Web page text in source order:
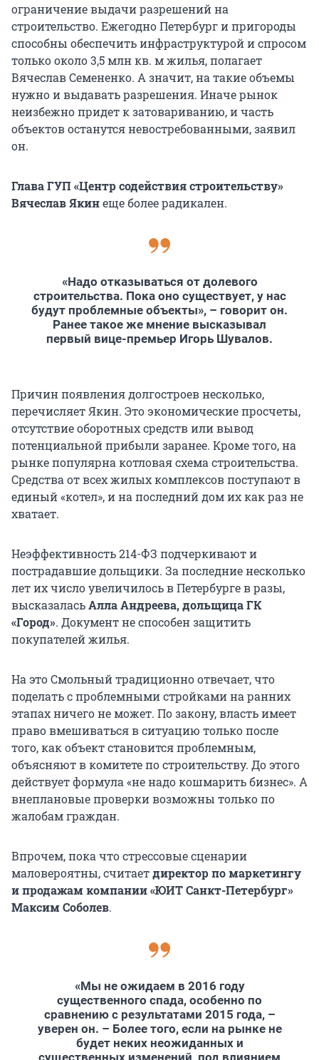
ограничение выдачи разрешений на
строительство. Ежегодно Петербург и пригороды
способны обеспечить инфраструктурой и спросом
только около 3,5 млн кв. м жилья, полагает
Вячеслав Семененко. А значит, на такие объемы
нужно и выдавать разрешения. Иначе рынок
неизбежно придет к затовариванию, и часть
объектов останутся невостребованными, заявил
он.
Глава ГУП «Центр содействия строительству»
Вячеслав Якинеще более радикален.
«Надо отказываться от долевого
строительства. Пока оно существует, у нас
будут проблемные объекты», – говорит он.
Ранее такое же мнение высказывал
первый вице-премьер Игорь Шувалов.
Причин появления долгостроев несколько,
перечисляет Якин. Это экономические просчеты,
отсутствие оборотных средств или вывод
потенциальной прибыли заранее. Кроме того, на
рынке популярна котловая схема строительства.
Средства от всех жилых комплексов поступают в
единый «котел», и на последний дом их как раз не
хватает.
Неэффективность 214-ФЗ подчеркивают и
пострадавшие дольщики. За последние несколько
лет их число увеличилось в Петербурге в разы,
высказаласьАлла Андреева, дольщица ГК
«Город». Документ не способен защитить
покупателей жилья.
На это Смольный традиционно отвечает, что
поделать с проблемными стройками на ранних
этапах ничего не может. По закону, власть имеет
право вмешиваться в ситуацию только после
того, как объект становится проблемным,
объясняют в комитете по строительству. До этого
действует формула «не надо кошмарить бизнес». А
внеплановые проверки возможны только по
жалобам граждан.
Впрочем, пока что стрессовые сценарии
маловероятны, считаетдиректор по маркетингу
и продажам компании «ЮИТ Санкт-Петербург»
Максим Соболев.
«Мы не ожидаем в 2016 году
существенного спада, особенно по
сравнению с результатами 2015 года, –
уверен он. – Более того, если на рынке не
будет неких неожиданных и
существенных изменений, под влиянием